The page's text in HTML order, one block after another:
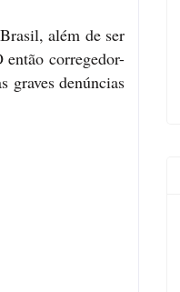
além de ser
então corregedor-
graves denúncias